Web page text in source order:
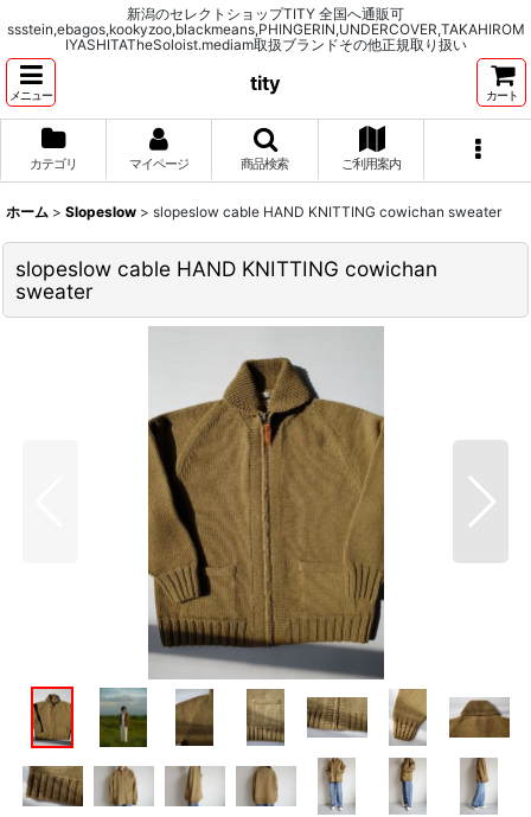
新潟のセレクトショップTITY 全国へ通販可
ssstein,ebagos,kookyzoo,blackmeans,PHINGERIN,UNDERCOVER,TAKAHIROM
IYASHITATheSoloist.mediam取扱ブランドその他正規取り扱い
メニュー
tity
カート
カテゴリ マイページ 商品検索 ご利用案内
ホーム > Slopeslow > slopeslow cable HAND KNITTING cowichan sweater
slopeslow cable HAND KNITTING cowichan
sweater